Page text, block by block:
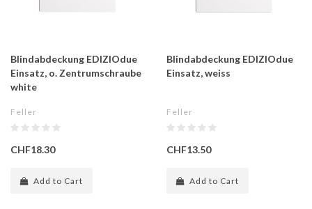
Blindabdeckung EDIZIOdue
Einsatz, o. Zentrumschraube
white
Feller
CHF18.30
Add to Cart
Blindabdeckung EDIZIOdue
Einsatz, weiss
Feller
CHF13.50
Add to Cart